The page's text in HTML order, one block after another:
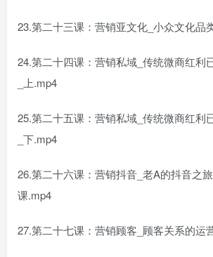
23.第二十三课：营销亚文化_小众文化品
24.第二十四课：营销私域_传统微商红利
_上.mp4
25.第二十五课：营销私域_传统微商红利
_下.mp4
26.第二十六课：营销抖音_老A的抖音之
课.mp4
27.第二十七课：营销顾客_顾客关系的运